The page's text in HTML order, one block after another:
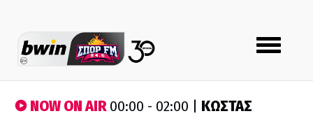
Toggle
navigation
NOW ON AIR00:00 - 02:00 | ΚΩΣΤΑΣ